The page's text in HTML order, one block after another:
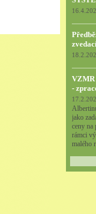
-
jako
ceny na
rámci
malého